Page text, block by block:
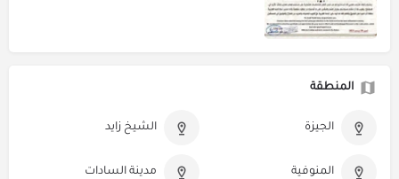
المنطقة
الجيزة الشيخ زايد
المنوفية مدينة السادات